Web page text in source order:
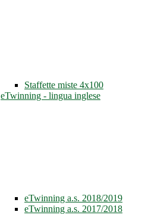
Staffette miste 4x100
eTwinning - lingua inglese
eTwinning a.s. 2018/2019
eTwinning a.s. 2017/2018